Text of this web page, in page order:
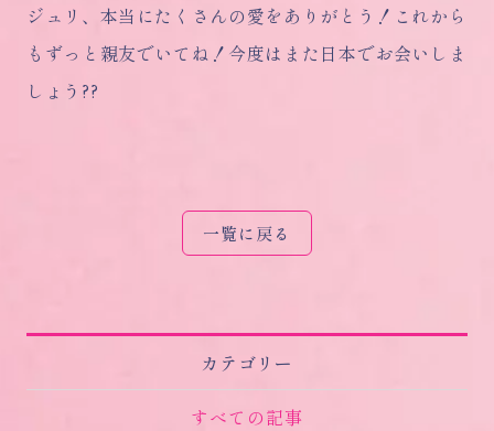
カテゴリー
すべての記事
ジュリ、本当にたくさんの愛をありがとう！これから
もずっと親友でいてね！今度はまた日本でお会いしま
しょう??
一覧に戻る